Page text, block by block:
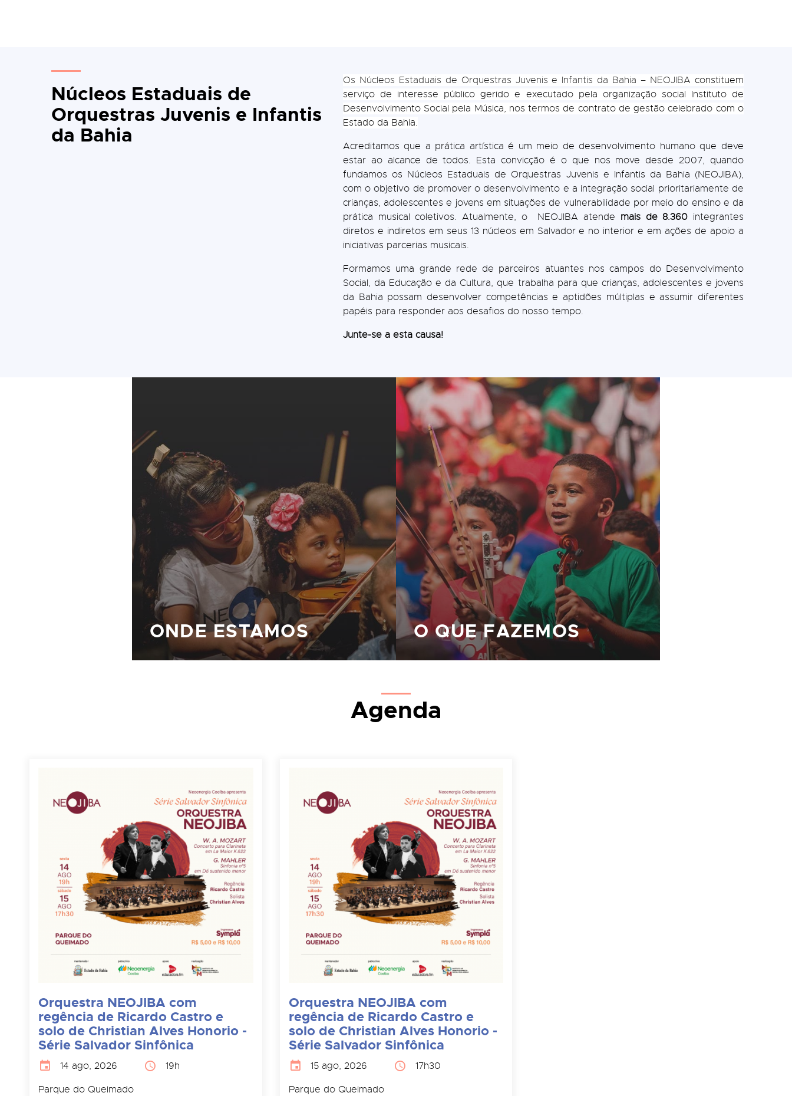
Núcleos Estaduais de
Orquestras Juvenis e Infantis
da Bahia
Os Núcleos Estaduais de Orquestras Juvenis e Infantis da Bahia – NEOJIBA constituem
serviço de interesse público gerido e executado pela organização social Instituto de
Desenvolvimento Social pela Música, nos termos de contrato de gestão celebrado com o
Estado da Bahia.
Acreditamos que a prática artística é um meio de desenvolvimento humano que deve
estar ao alcance de todos. Esta convicção é o que nos move desde 2007, quando
fundamos os Núcleos Estaduais de Orquestras Juvenis e Infantis da Bahia (NEOJIBA),
com o objetivo de promover o desenvolvimento e a integração social prioritariamente de
crianças, adolescentes e jovens em situações de vulnerabilidade por meio do ensino e da
prática musical coletivos. Atualmente, o NEOJIBA atende mais de 8.360 integrantes
diretos e indiretos em seus 13 núcleos em Salvador e no interior e em ações de apoio a
iniciativas parcerias musicais.
Formamos uma grande rede de parceiros atuantes nos campos do Desenvolvimento
Social, da Educação e da Cultura, que trabalha para que crianças, adolescentes e jovens
da Bahia possam desenvolver competências e aptidões múltiplas e assumir diferentes
papéis para responder aos desafios do nosso tempo.
Junte-se a esta causa!
ONDE ESTAMOS O QUE FAZEMOS
Agenda
Orquestra NEOJIBA com
regência de Ricardo Castro e
solo de Christian Alves Honorio -
Série Salvador Sinfônica
14 ago, 2026
19h
Parque do Queimado
Orquestra NEOJIBA com
regência de Ricardo Castro e
solo de Christian Alves Honorio -
Série Salvador Sinfônica
15 ago, 2026
17h30
Parque do Queimado